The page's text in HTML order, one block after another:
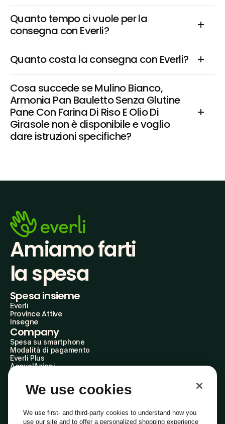
Quanto tempo ci vuole per la
consegna con Everli?
Quanto costa la consegna con Everli?
Cosa succede se Mulino Bianco,
Armonia Pan Bauletto Senza Glutine
Pane Con Farina Di Riso E Olio Di
Girasole non è disponibile e voglio
dare istruzioni specifiche?
Amiamo farti
la spesa
Spesa insieme
Everli
Province Attive
Insegne
Company
Spesa su smartphone
Modalità di pagamento
Everli Plus
AgevolAzioni
Everli Shoppers
Scopri chi siamo
We use cookies
We use first- and third-party cookies to understand how you
use our site and to offer a personalized shopping experience